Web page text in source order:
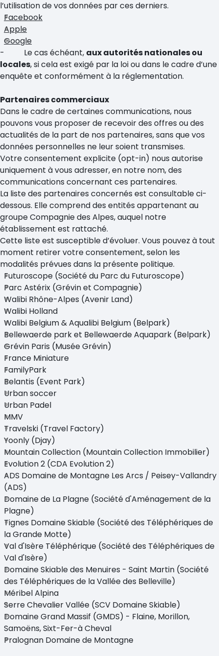
l’utilisation de vos données par ces derniers.
Facebook
Apple
Google
- Le cas échéant, aux autorités nationales ou
locales, si cela est exigé par la loi ou dans le cadre d’une
enquête et conformément à la réglementation.
Partenaires commerciaux
Dans le cadre de certaines communications, nous
pouvons vous proposer de recevoir des offres ou des
actualités de la part de nos partenaires, sans que vos
données personnelles ne leur soient transmises.
Votre consentement explicite (opt-in) nous autorise
uniquement à vous adresser, en notre nom, des
communications concernant ces partenaires.
La liste des partenaires concernés est consultable ci-
dessous. Elle comprend des entités appartenant au
groupe Compagnie des Alpes, auquel notre
établissement est rattaché.
Cette liste est susceptible d’évoluer. Vous pouvez à tout
moment retirer votre consentement, selon les
modalités prévues dans la présente politique.
Futuroscope (Société du Parc du Futuroscope)
Parc Astérix (Grévin et Compagnie)
Walibi Rhône-Alpes (Avenir Land)
Walibi Holland
Walibi Belgium & Aqualibi Belgium (Belpark)
Bellewaerde park et Bellewaerde Aquapark (Belpark)
Grévin Paris (Musée Grévin)
France Miniature
FamilyPark
Belantis (Event Park)
Urban soccer
Urban Padel
MMV
Travelski (Travel Factory)
Yoonly (Djay)
Mountain Collection (Mountain Collection Immobilier)
Evolution 2 (CDA Evolution 2)
ADS Domaine de Montagne Les Arcs / Peisey-Vallandry
(ADS)
Domaine de La Plagne (Société d'Aménagement de la
Plagne)
Tignes Domaine Skiable (Société des Téléphériques de
la Grande Motte)
Val d'Isère Téléphérique (Société des Téléphériques de
Val d'Isère)
Domaine Skiable des Menuires - Saint Martin (Société
des Téléphériques de la Vallée des Belleville)
Méribel Alpina
Serre Chevalier Vallée (SCV Domaine Skiable)
Domaine Grand Massif (GMDS) - Flaine, Morillon,
Samoëns, Sixt-Fer-à Cheval
Pralognan Domaine de Montagne